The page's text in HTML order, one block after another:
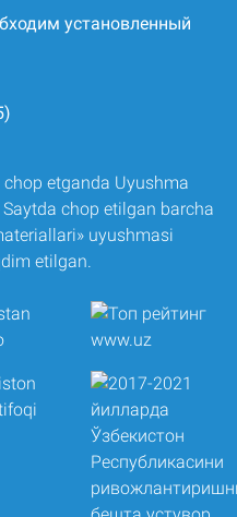
установленный
etganda Uyushma
chop etilgan barcha
uyushmasi
etilgan.